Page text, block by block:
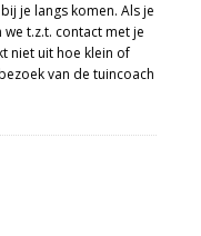
je langs komen. Als je
t.z.t. contact met je
niet uit hoe klein of
van de tuincoach